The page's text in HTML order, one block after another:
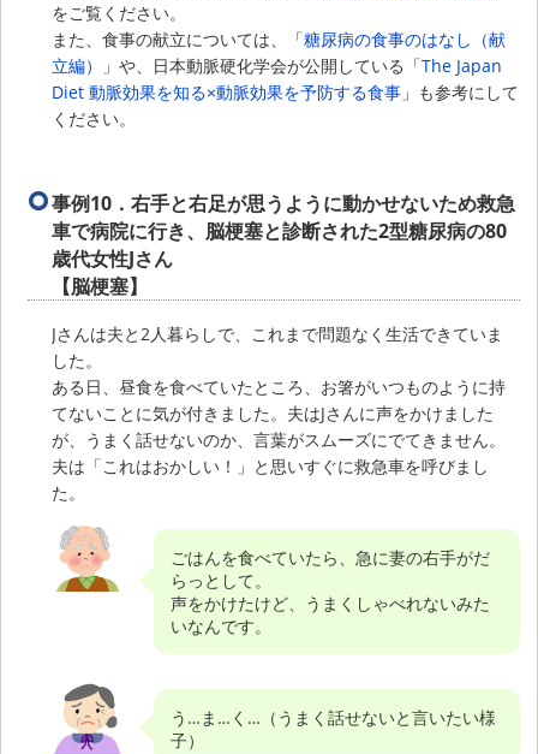
をご覧ください。
また、食事の献立については、「糖尿病の食事のはなし（献
立編）
」や、日本動脈硬化学会が公開している「The Japan
Diet 動脈効果を知る×動脈効果を予防する食事 」も参考にして
ください。
事例10．右手と右足が思うように動かせないため救急
車で病院に行き、脳梗塞と診断された2型糖尿病の80
歳代女性Jさん
【脳梗塞】
Jさんは夫と2人暮らしで、これまで問題なく生活できていま
した。
ある日、昼食を食べていたところ、お箸がいつものように持
てないことに気が付きました。夫はJさんに声をかけました
が、うまく話せないのか、言葉がスムーズにでてきません。
夫は「これはおかしい！」と思いすぐに救急車を呼びまし
た。
ごはんを食べていたら、急に妻の右手がだ
らっとして。
声をかけたけど、うまくしゃべれないみた
いなんです。
う…ま…く…（うまく話せないと言いたい様
子）